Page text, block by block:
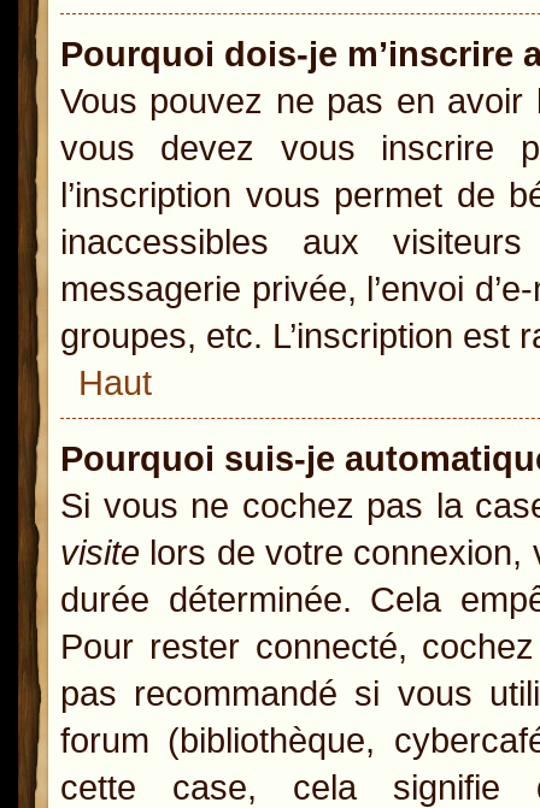
Pourquoi dois-je m’inscrire
Vous pouvez ne pas en avoir
vous devez vous inscrire
l’inscription vous permet de
inaccessibles aux
messagerie privée, l’envoi
groupes, etc. L’inscription est
Haut
Pourquoi suis-je
Si vous ne cochez pas la
visite lors de votre connexion,
durée déterminée. Cela
Pour rester connecté,
pas recommandé si vous
forum (bibliothèque,
cette case, cela signifie